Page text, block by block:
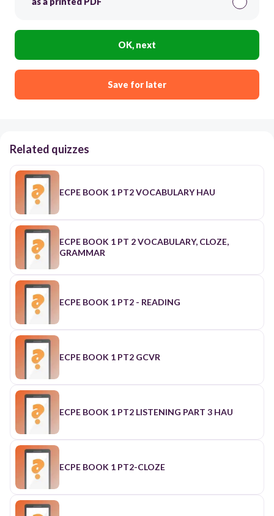
OK, next
Save for later
Related quizzes
ECPE BOOK 1 PT2 VOCABULARY HAU
ECPE BOOK 1 PT 2 VOCABULARY, CLOZE,
GRAMMAR
ECPE BOOK 1 PT2 - READING
ECPE BOOK 1 PT2 GCVR
ECPE BOOK 1 PT2 LISTENING PART 3 HAU
ECPE BOOK 1 PT2-CLOZE